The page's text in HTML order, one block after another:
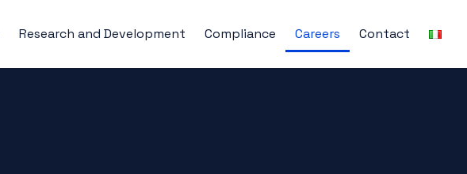
Research and Development Compliance Careers Contact